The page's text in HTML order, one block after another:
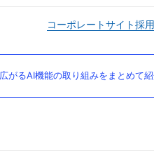
コーポレートサイト採
るAI機能の取り組みをまとめて紹